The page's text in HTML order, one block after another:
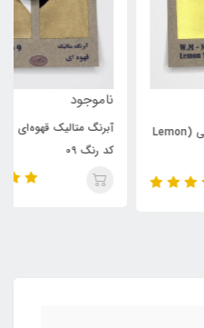
آبرنگ متالیک قهوه‌ای (Brown) -